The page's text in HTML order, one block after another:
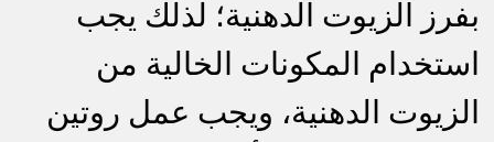
بفرز الزيوت الدهنية؛ لذلك يجب
استخدام المكونات الخالية من
الزيوت الدهنية، ويجب عمل روتين